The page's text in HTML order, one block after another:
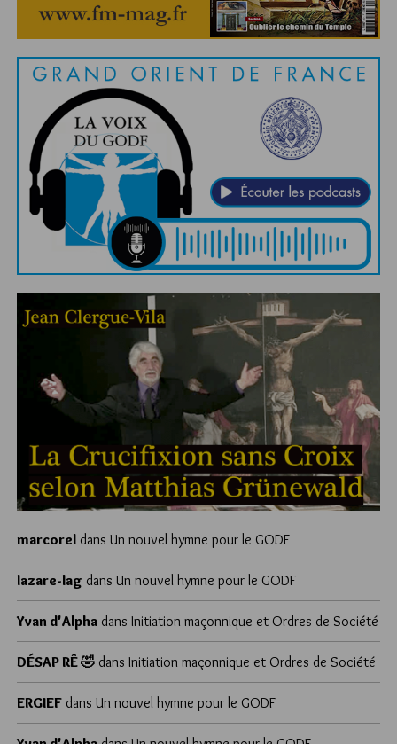
marcorel dans Un nouvel hymne pour le GODF
lazare-lag dans Un nouvel hymne pour le GODF
Yvan d'Alpha dans Initiation maçonnique et Ordres de Société
DÉSAP RÊ 🤣 dans Initiation maçonnique et Ordres de Société
ERGIEF dans Un nouvel hymne pour le GODF